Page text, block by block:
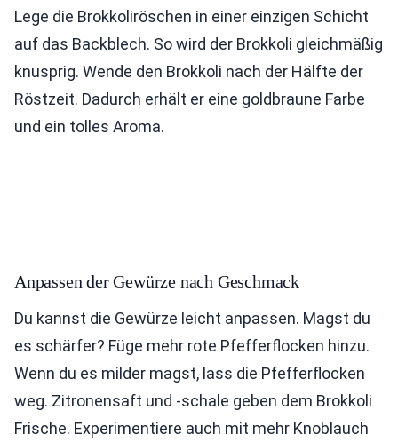
Lege die Brokkoliröschen in einer einzigen Schicht
auf das Backblech. So wird der Brokkoli gleichmäßig
knusprig. Wende den Brokkoli nach der Hälfte der
Röstzeit. Dadurch erhält er eine goldbraune Farbe
und ein tolles Aroma.
Anpassen der Gewürze nach Geschmack
Du kannst die Gewürze leicht anpassen. Magst du
es schärfer? Füge mehr rote Pfefferflocken hinzu.
Wenn du es milder magst, lass die Pfefferflocken
weg. Zitronensaft und -schale geben dem Brokkoli
Frische. Experimentiere auch mit mehr Knoblauch